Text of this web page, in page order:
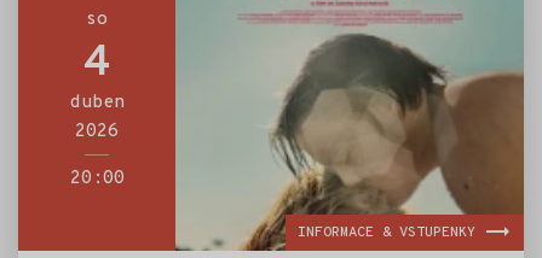
so
4
duben
2026
20:00
INFORMACE & VSTUPENKY